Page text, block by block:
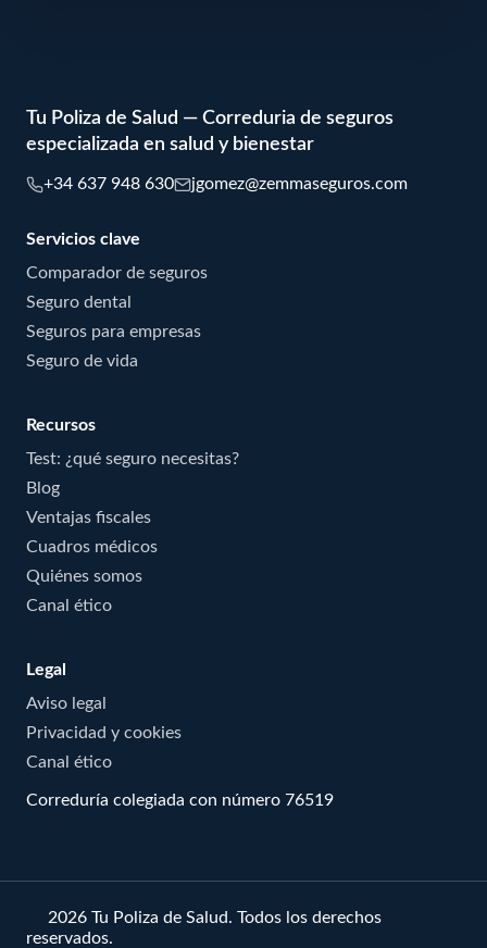
Tu Poliza de Salud — Correduria de seguros
especializada en salud y bienestar
+34 637 948 630 jgomez@zemmaseguros.com
Servicios clave
Comparador de seguros
Seguro dental
Seguros para empresas
Seguro de vida
Recursos
Test: ¿qué seguro necesitas?
Blog
Ventajas fiscales
Cuadros médicos
Quiénes somos
Canal ético
Legal
Aviso legal
Privacidad y cookies
Canal ético
Correduría colegiada con número 76519
© 2026 Tu Poliza de Salud. Todos los derechos
reservados.